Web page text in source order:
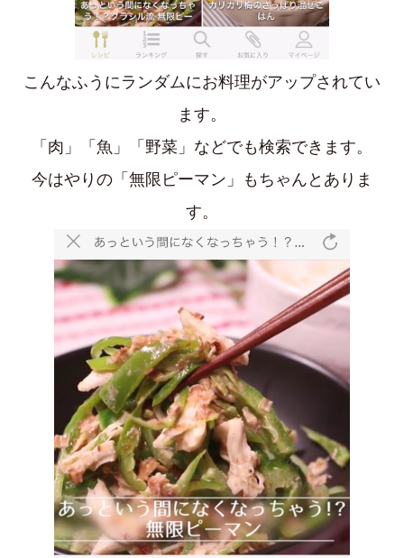
こんなふうにランダムにお料理がアップされてい
ます。
「肉」「魚」「野菜」などでも検索できます。
今はやりの「無限ピーマン」もちゃんとありま
す。